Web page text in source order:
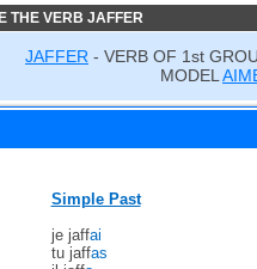
THE VERB JAFFER
JAFFER - VERB OF 1st
MODEL
Simple Past
je jaffai
tu jaffas